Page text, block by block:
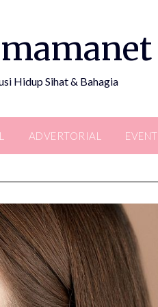
Hidup Sihat & Bahagia
ADVERTORIAL EVENT